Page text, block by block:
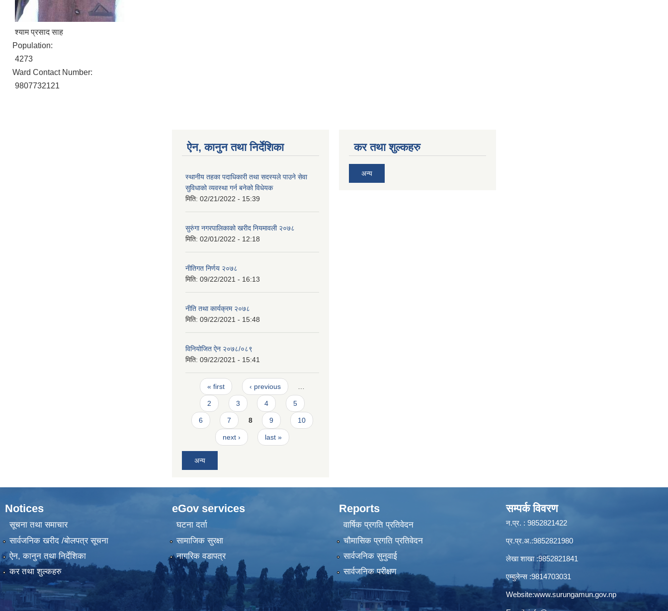
श्याम प्रसाद साह
Population:
4273
Ward Contact Number:
9807732121
ऐन, कानुन तथा निर्देशिका
स्थानीय तहका पदाधिकारी तथा सदस्यले पाउने सेवा
सुविधाको व्यवस्था गर्न बनेको विधेयक
मिति: 02/21/2022 - 15:39
सुरुंगा नगरपालिकाको खरीद नियमावली २०७८
मिति: 02/01/2022 - 12:18
नीतिगत निर्णय २०७८
मिति: 09/22/2021 - 16:13
नीति तथा कार्यक्रम २०७८
मिति: 09/22/2021 - 15:48
विनियोजित ऐन २०७८/०८९
मिति: 09/22/2021 - 15:41
Pages
« first ‹ previous …
2 3 4 5
6 7 8 9 10
next › last »
अन्य
कर तथा शुल्कहरु
अन्य
Notices
सूचना तथा समाचार
सार्वजनिक खरीद /बोलपत्र सूचना
ऐन, कानुन तथा निर्देशिका
कर तथा शुल्कहरु
eGov services
घटना दर्ता
सामाजिक सुरक्षा
नागरिक वडापत्र
Reports
वार्षिक प्रगति प्रतिवेदन
चौमासिक प्रगति प्रतिवेदन
सार्वजनिक सुनुवाई
सार्वजनिक परीक्षण
सम्पर्क विवरण
न.प्र. : 9852821422
प्र.प्र.अ.:9852821980
लेखा शाखा :9852821841
एम्बुलेन्स :9814703031
Website:www.surungamun.gov.np